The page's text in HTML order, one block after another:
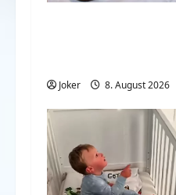
Joker 8. August 2026